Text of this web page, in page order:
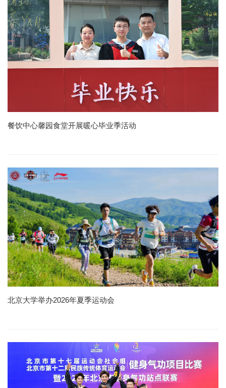
餐饮中心馨园食堂开展暖心毕业季活动
北京大学举办2026年夏季运动会